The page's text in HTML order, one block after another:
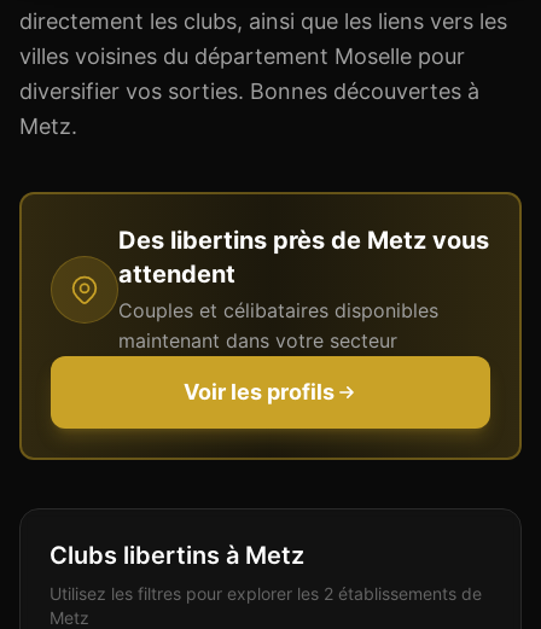
directement les clubs, ainsi que les liens vers les
villes voisines du département Moselle pour
diversifier vos sorties. Bonnes découvertes à
Metz.
Des libertins près de Metz vous
attendent
Couples et célibataires disponibles
maintenant dans votre secteur
Voir les profils
Clubs libertins à Metz
Utilisez les filtres pour explorer les 2 établissements de
Metz